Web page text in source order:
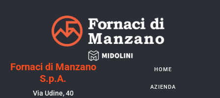
Fornaci di Manzano
S.p.A.
Via Udine, 40
HOME
AZIENDA